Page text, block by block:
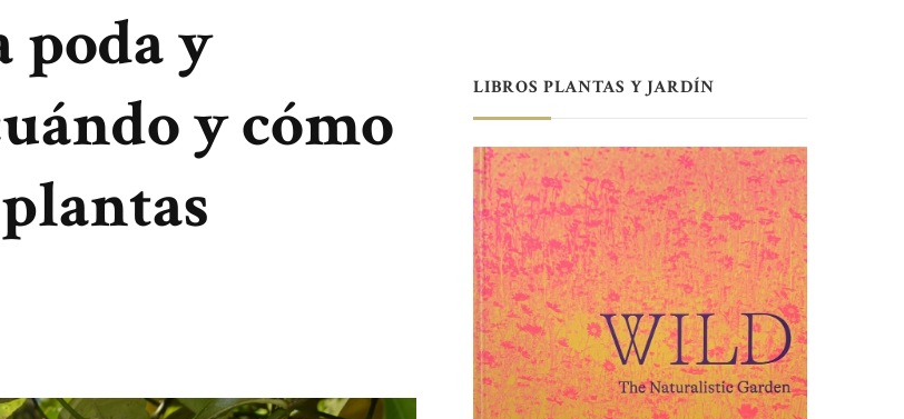
poda y
y cómo
LIBROS PLANTAS Y JARDÍN